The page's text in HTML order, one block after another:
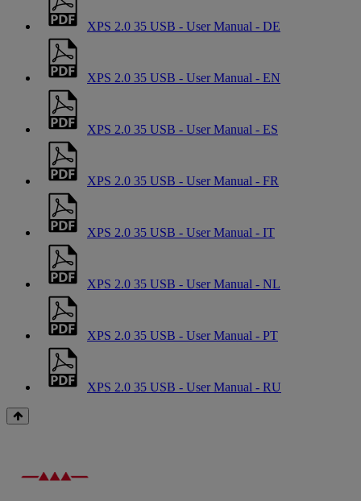
XPS 2.0 35 USB - User Manual - DE
XPS 2.0 35 USB - User Manual - EN
XPS 2.0 35 USB - User Manual - ES
XPS 2.0 35 USB - User Manual - FR
XPS 2.0 35 USB - User Manual - IT
XPS 2.0 35 USB - User Manual - NL
XPS 2.0 35 USB - User Manual - PT
XPS 2.0 35 USB - User Manual - RU